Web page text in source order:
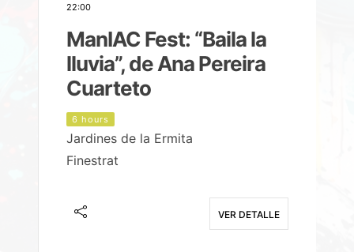
22:00
ManIAC Fest: “Baila la
lluvia”, de Ana Pereira
Cuarteto
6 hours
Jardines de la Ermita
Finestrat
VER DETALLE